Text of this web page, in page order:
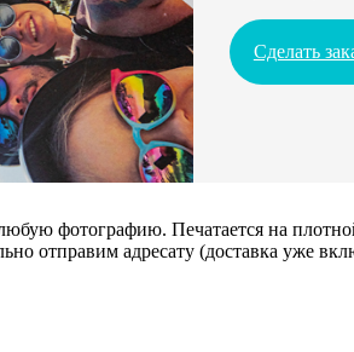
Сделать
фотографию. Печатается на
отправим адресату (доставка уже